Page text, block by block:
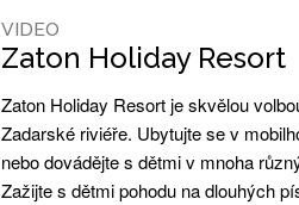
VIDEO
Zaton Holiday Resort
Zaton Holiday Resort je skvělou
Zadarské riviéře. Ubytujte se v
nebo dovádějte s dětmi v mnoha
Zažijte s dětmi pohodu na dlouhých